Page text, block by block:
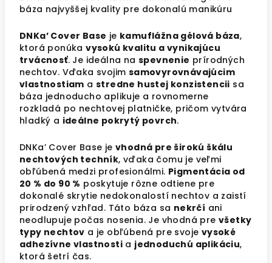
báza najvyššej kvality pre dokonalú manikúru
DNKa’ Cover Base je kamuflážna gélová báza,
ktorá ponúkavysokú kvalitu a vynikajúcu
trvácnosť. Je ideálna naspevnenie prírodných
nechtov. Vďaka svojim samovyrovnávajúcim
vlastnostiam astredne hustej konzistencii sa
báza jednoducho aplikuje a rovnomerne
rozkladá po nechtovej platničke, pričom vytvára
hladký a ideálne pokrytý povrch.
DNKa’ Cover Base je vhodná pre širokú škálu
nechtových techník, vďaka čomu je veľmi
obľúbená medzi profesionálmi. Pigmentácia od
20 % do 90 % poskytuje rôzne odtiene pre
dokonalé skrytie nedokonalostí nechtov a zaistí
prirodzený vzhľad. Táto báza sa nekrčí ani
neodlupuje počas nosenia. Je vhodná pre všetky
typy nechtov a je obľúbená pre svoje vysoké
adhezívne vlastnosti a jednoduchú aplikáciu,
ktorá šetrí čas.